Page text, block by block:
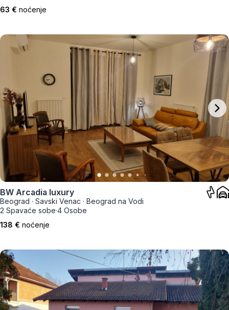
63 € noćenje
BW Arcadia luxury
Beograd · Savski Venac · Beograd na Vodi
2 Spavaće sobe·4 Osobe
138 € noćenje